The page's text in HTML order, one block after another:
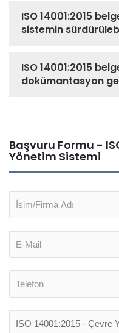
ISO 14001:2015
sistemin
ISO 14001:2015
dokümantasyon
Başvuru Formu -
Yönetim Sistemi